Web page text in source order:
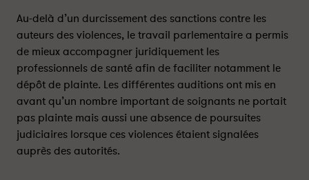
o
n
t
r
e
l
e
s
v
i
o
n
t
r
e
l
e
v
i
Au-delà d’un durcissement des sanctions contre les
auteurs des violences, le travail parlementaire a permis
de mieux accompagner juridiquement les
professionnels de santé afin de faciliter notamment le
dépôt de plainte. Les différentes auditions ont mis en
avant qu’un nombre important de soignants ne portait
pas plainte mais aussi une absence de poursuites
judiciaires lorsque ces violences étaient signalées
auprès des autorités.